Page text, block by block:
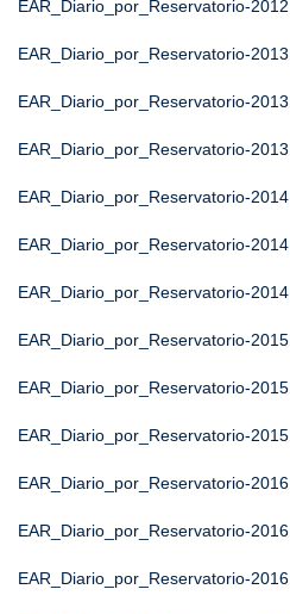
EAR_Diario_por_Reservatorio-2012
EAR_Diario_por_Reservatorio-2013
EAR_Diario_por_Reservatorio-2013
EAR_Diario_por_Reservatorio-2013
EAR_Diario_por_Reservatorio-2014
EAR_Diario_por_Reservatorio-2014
EAR_Diario_por_Reservatorio-2014
EAR_Diario_por_Reservatorio-2015
EAR_Diario_por_Reservatorio-2015
EAR_Diario_por_Reservatorio-2015
EAR_Diario_por_Reservatorio-2016
EAR_Diario_por_Reservatorio-2016
EAR_Diario_por_Reservatorio-2016